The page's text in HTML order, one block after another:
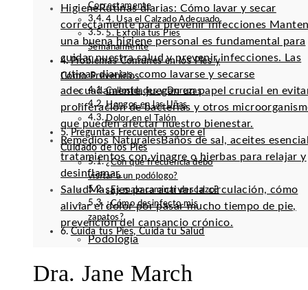
HigieneRutinas diarias: Cómo lavar y secar
correctamente para prevenir infecciones
una buena higiene personal es fundamental para
cuidar nuestra salud y prevenir infecciones. Las
rutinas diarias, como lavarse y secarse
adecuadamente, juegan un papel crucial en
proliferación de bacterias y otros
que pueden afectar nuestro bienestar.
Remedios NaturalesBaños de sal, aceites
tratamientos con vinagre o hierbas para relajar y
desinflamar.
SaludMasajes para activar la circulación, cómo
aliviar el dolor por pasar mucho tiempo de pie,
prevención del cansancio crónico.
Podología
Correctamente
4. Usa el Calzado Adecuado
5. Exfolia tus Pies
Semanalmente
Problemas Comunes en los Pies y
Cómo Prevenirlos
Callosidades y Durezas
Hongos en las Uñas
Dolor en el Talón
Preguntas Frecuentes sobre el
Cuidado de los Pies
¿Con qué frecuencia debo
visitar a un podólogo?
¿Es malo caminar descalzo?
¿Cómo desinfecto mis
zapatos?
Cuida tus Pies, Cuida tu Salud
Dra. Jane March